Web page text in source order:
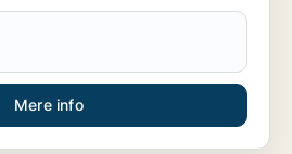
Mere info